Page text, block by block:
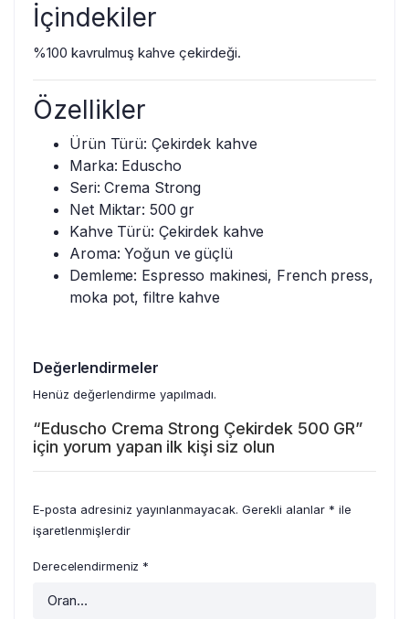
İçindekiler
%100 kavrulmuş kahve çekirdeği.
Özellikler
Ürün Türü: Çekirdek kahve
Marka: Eduscho
Seri: Crema Strong
Net Miktar: 500 gr
Kahve Türü: Çekirdek kahve
Aroma: Yoğun ve güçlü
Demleme: Espresso makinesi, French press,
moka pot, filtre kahve
Değerlendirmeler
Henüz değerlendirme yapılmadı.
“Eduscho Crema Strong Çekirdek 500 GR”
için yorum yapan ilk kişi siz olun
E-posta adresiniz yayınlanmayacak. Gerekli alanlar * ile
işaretlenmişlerdir
Derecelendirmeniz *